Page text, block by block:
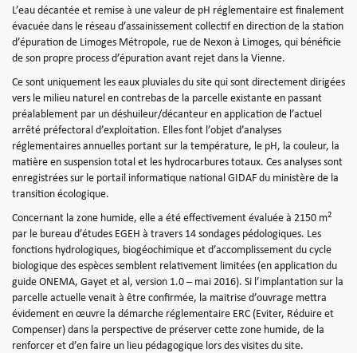
L’eau décantée et remise à une valeur de pH réglementaire est finalement
évacuée dans le réseau d’assainissement collectif en direction de la station
d’épuration de Limoges Métropole, rue de Nexon à Limoges, qui bénéficie
de son propre process d’épuration avant rejet dans la Vienne.
Ce sont uniquement les eaux pluviales du site qui sont directement dirigées
vers le milieu naturel en contrebas de la parcelle existante en passant
préalablement par un déshuileur/décanteur en application de l’actuel
arrêté préfectoral d’exploitation. Elles font l’objet d’analyses
réglementaires annuelles portant sur la température, le pH, la couleur, la
matière en suspension total et les hydrocarbures totaux. Ces analyses sont
enregistrées sur le portail informatique national GIDAF du ministère de la
transition écologique.
Concernant la zone humide, elle a été effectivement évaluée à 2150 m2
par le bureau d’études EGEH à travers 14 sondages pédologiques. Les
fonctions hydrologiques, biogéochimique et d’accomplissement du cycle
biologique des espèces semblent relativement limitées (en application du
guide ONEMA, Gayet et al, version 1.0 – mai 2016). Si l’implantation sur la
parcelle actuelle venait à être confirmée, la maitrise d’ouvrage mettra
évidement en œuvre la démarche réglementaire ERC (Eviter, Réduire et
Compenser) dans la perspective de préserver cette zone humide, de la
renforcer et d’en faire un lieu pédagogique lors des visites du site.